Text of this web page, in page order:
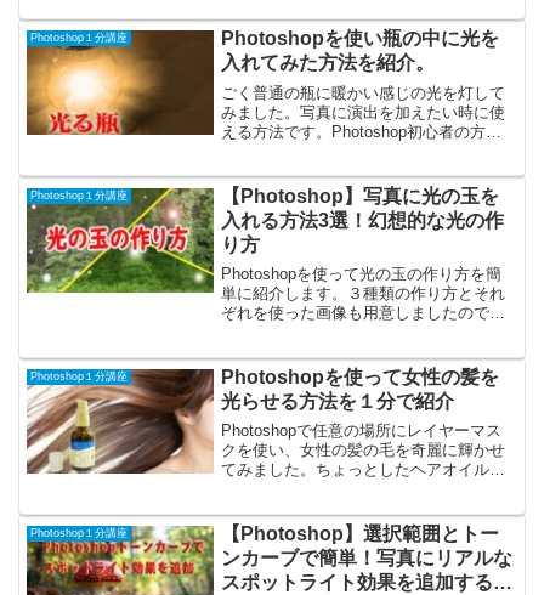
がですか？
Photoshop１分講座
Photoshopを使い瓶の中に光を
入れてみた方法を紹介。
ごく普通の瓶に暖かい感じの光を灯して
みました。写真に演出を加えたい時に使
える方法です。Photoshop初心者の方は
てます。
Photoshop１分講座
【Photoshop】写真に光の玉を
入れる方法3選！幻想的な光の作
り方
Photoshopを使って光の玉の作り方を簡
単に紹介します。３種類の作り方とそれ
ぞれを使った画像も用意しましたので、
Photoshop１分講座
Photoshopを使って女性の髪を
光らせる方法を１分で紹介
Photoshopで任意の場所にレイヤーマス
クを使い、女性の髪の毛を奇麗に輝かせ
てみました。ちょっとしたヘアオイルの
の内容です。
Photoshop１分講座
【Photoshop】選択範囲とトー
ンカーブで簡単！写真にリアルな
スポットライト効果を追加する方